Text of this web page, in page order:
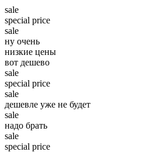
sale
special price
sale
ну очень
низкие цены
вот дешево
sale
special price
sale
дешевле уже не будет
sale
надо брать
sale
special price